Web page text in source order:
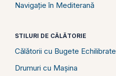
Navigație în Mediterană
STILURI DE CĂLĂTORIE
Călătorii cu Bugete Echilibrate
Drumuri cu Mașina